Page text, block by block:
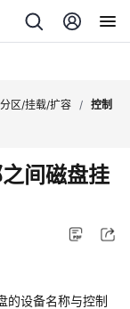
区/挂载/扩容 / 控制
间磁盘挂
的设备名称与控制